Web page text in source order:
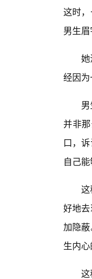
这时
男生眉
经因
并非
口，
自己
好地
加隐
生内